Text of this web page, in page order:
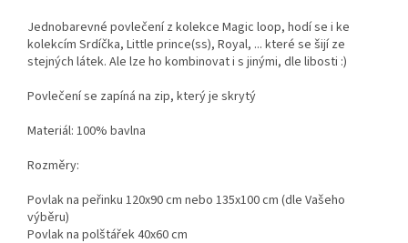
Jednobarevné povlečení z kolekce Magic loop, hodí se i ke
kolekcím Srdíčka, Little prince(ss), Royal, ... které se šijí ze
stejných látek. Ale lze ho kombinovat i s jinými, dle libosti :)
Povlečení se zapíná na zip, který je skrytý
Materiál: 100% bavlna
Rozměry:
Povlak na peřinku 120x90 cm nebo 135x100 cm (dle Vašeho
výběru)
Povlak na polštářek 40x60 cm